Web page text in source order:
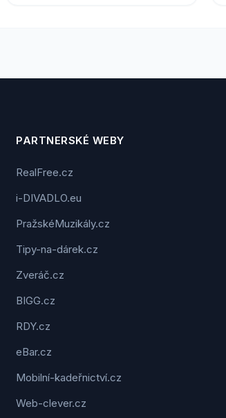
PARTNERSKÉ WEBY
RealFree.cz
i-DIVADLO.eu
PražskéMuzikály.cz
Tipy-na-dárek.cz
Zveráč.cz
BIGG.cz
RDY.cz
eBar.cz
Mobilní-kadeřnictví.cz
Web-clever.cz